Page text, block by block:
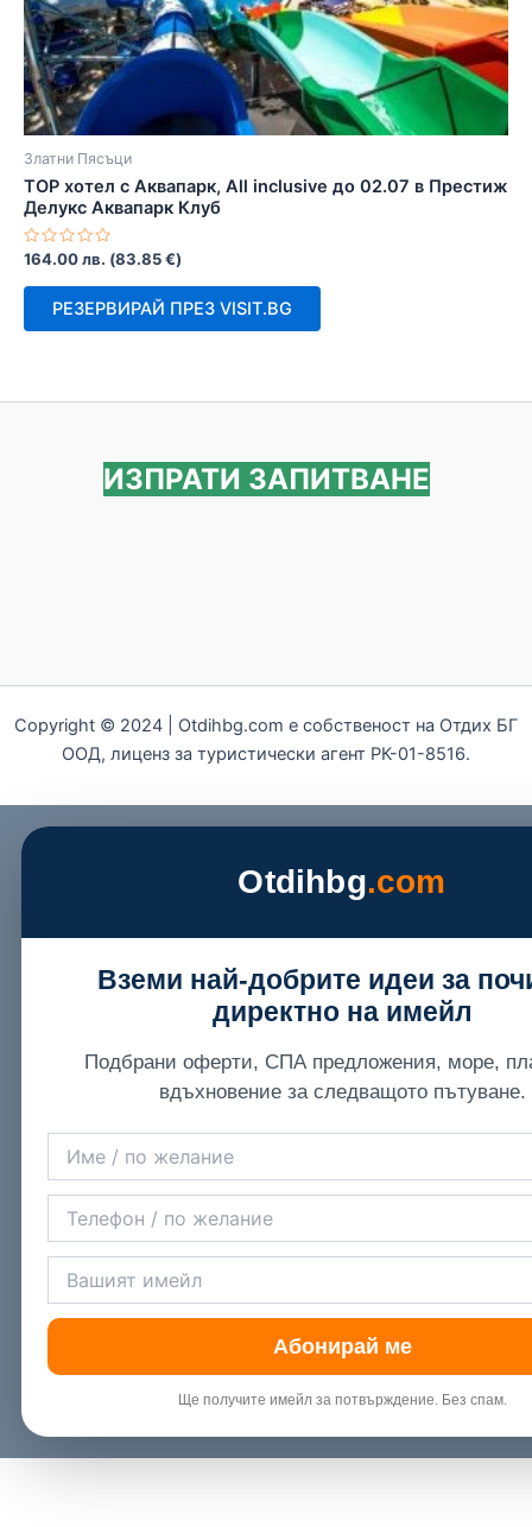
Златни Пясъци
TOP хотел с Аквапарк, All inclusive до 02.07 в Престиж
Делукс Аквапарк Клуб
Оценено
0
164.00лв. (83.85€)
РЕЗЕРВИРАЙ ПРЕЗ VISIT.BG
ИЗПРАТИ ЗАПИТВАНЕ
Copyright © 2024 | Otdihbg.com e собственост на Отдих БГ
ООД, лиценз за туристически агент РК-01-8516.
Otdihbg.com
Вземи най-добрите идеи за
директно на имейл
Подбрани оферти, СПА предложения, море,
вдъхновение за следващото пътуване.
Абонирай ме
Ще получите имейл за потвърждение. Без спам.